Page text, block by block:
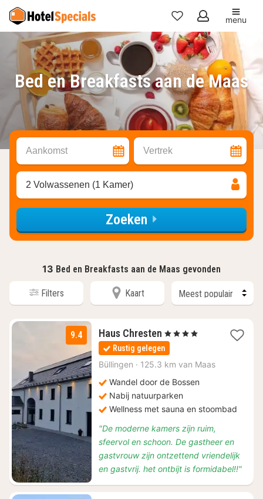
Mijn
favorieten
menu
Bed en Breakfasts aan de Maas
Aankomst Vertrek
2 Volwassenen (1 Kamer)
Zoeken
13 Bed en Breakfasts aan de Maas gevonden
Filters Kaart
9.4 Haus Chresten 2
nachten
vanaf
€
, 4 Sterren
Rustig gelegen
Büllingen · 125.3 km van Maas
Wandel door de Bossen
Nabij natuurparken
Wellness met sauna en stoombad
"De moderne kamers zijn ruim,
sfeervol en schoon. De gastheer en
gastvrouw zijn ontzettend vriendelijk
en gastvrij. het ontbijt is formidabel!!"